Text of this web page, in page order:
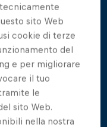
sfidarsi in
Segui tutte le
Bull TV: ecco
sito Web
cookie di terze
del
e per migliorare
il tuo
le
sito Web.
nella nostra